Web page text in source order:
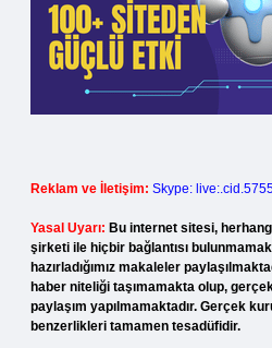
Reklam ve İletişim: Skype:
Yasal Uyarı: Bu internet sitesi,
şirketi ile hiçbir bağlantısı
hazırladığımız makaleler
haber niteliği taşımamakta olup,
paylaşım yapılmamaktadır. Gerçek
benzerlikleri tamamen tesadüfidir.